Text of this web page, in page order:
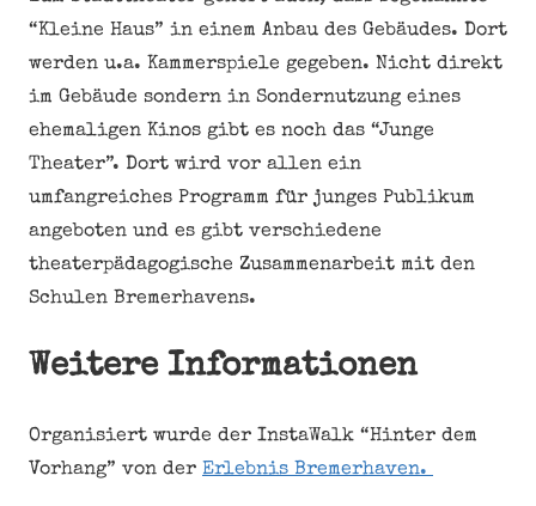
“Kleine Haus” in einem Anbau des Gebäudes. Dort
werden u.a. Kammerspiele gegeben. Nicht direkt
im Gebäude sondern in Sondernutzung eines
ehemaligen Kinos gibt es noch das “Junge
Theater”. Dort wird vor allen ein
umfangreiches Programm für junges Publikum
angeboten und es gibt verschiedene
theaterpädagogische Zusammenarbeit mit den
Schulen Bremerhavens.
Weitere Informationen
Organisiert wurde der InstaWalk “Hinter dem
Vorhang” von der Erlebnis Bremerhaven.